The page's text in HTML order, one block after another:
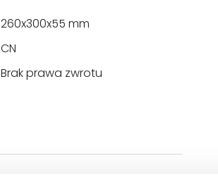
260x300x55 mm
CN
Brak prawa zwrotu